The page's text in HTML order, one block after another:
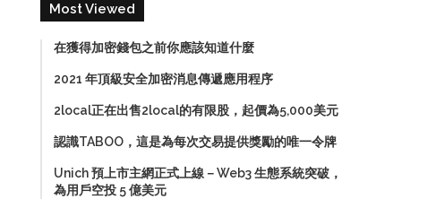
Most Viewed
在獲得加密錢包之前你應該知道什麼
2021 年頂級安全加密消息傳遞應用程序
2local正在出售2local的有限股，起價為5,000美元
認識TABOO，這是為每次交易提供獎勵的唯一令牌
Unich 預上市主網正式上線－Web3 生態系統突破，
為用戶空投 5 億美元